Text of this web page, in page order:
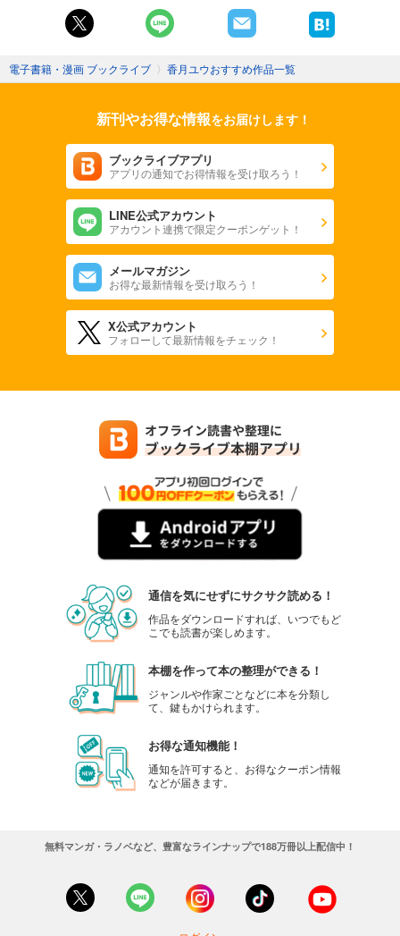
電子書籍・漫画 ブックライブ 〉 香月ユウおすすめ作品一覧
新刊やお得な情報をお届けします！
ブックライブアプリ
アプリの通知でお得情報を受け取ろう！
LINE公式アカウント
アカウント連携で限定クーポンゲット！
メールマガジン
お得な最新情報を受け取ろう！
X公式アカウント
フォローして最新情報をチェック！
通信を気にせずにサクサク読める！
作品をダウンロードすれば、いつでもど
こでも読書が楽しめます。
本棚を作って本の整理ができる！
ジャンルや作家ごとなどに本を分類し
て、鍵もかけられます。
お得な通知機能！
通知を許可すると、お得なクーポン情報
などが届きます。
無料マンガ・ラノベなど、豊富なラインナップで188万冊以上配信中！